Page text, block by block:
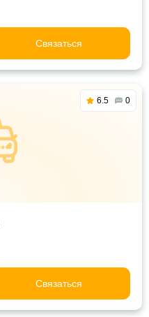
Связаться
6.5 0
Связаться